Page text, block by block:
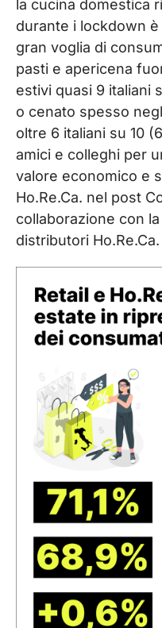
la cucina domestica
durante i lockdown
gran voglia di
pasti e apericena
estivi quasi 9 italiani
o cenato spesso
oltre 6 italiani su 10
amici e colleghi per
valore economico e
Ho.Re.Ca. nel post
collaborazione con
distributori